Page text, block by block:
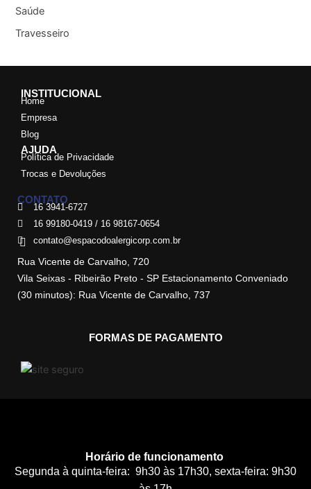
Saúde
Travesseiro
INSTITUCIONAL
Home
Empresa
Blog
AJUDA
Política de Privacidade
Trocas e Devoluções
CONTATO
16 3941-6727
16 99180-0419 / 16 98167-0654
contato@espacodoalergicorp.com.br
Rua Vicente de Carvalho, 720
Vila Seixas - Ribeirão Preto - SP Estacionamento Conveniado
(30 minutos): Rua Vicente de Carvalho, 737
FORMAS DE PAGAMENTO
Horário de funcionamento
Segunda à quinta-feira: 9h30 às 17h30, sexta-feira: 9h30